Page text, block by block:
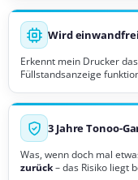
Wird
Erkennt mein Drucker
Füllstandsanzeige
3 Jahre Tonoo-
Was, wenn doch mal
zurück– das Risiko liegt